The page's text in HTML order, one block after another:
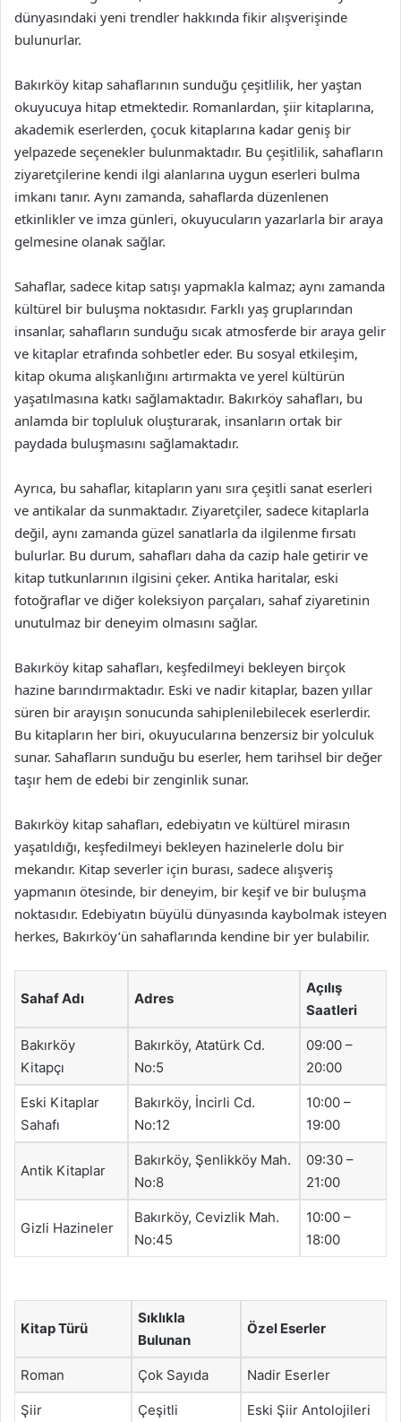
dünyasındaki yeni trendler hakkında fikir alışverişinde
bulunurlar.
Bakırköy kitap sahaflarının sunduğu çeşitlilik, her yaştan
okuyucuya hitap etmektedir. Romanlardan, şiir kitaplarına,
akademik eserlerden, çocuk kitaplarına kadar geniş bir
yelpazede seçenekler bulunmaktadır. Bu çeşitlilik, sahafların
ziyaretçilerine kendi ilgi alanlarına uygun eserleri bulma
imkanı tanır. Aynı zamanda, sahaflarda düzenlenen
etkinlikler ve imza günleri, okuyucuların yazarlarla bir araya
gelmesine olanak sağlar.
Sahaflar, sadece kitap satışı yapmakla kalmaz; aynı zamanda
kültürel bir buluşma noktasıdır. Farklı yaş gruplarından
insanlar, sahafların sunduğu sıcak atmosferde bir araya gelir
ve kitaplar etrafında sohbetler eder. Bu sosyal etkileşim,
kitap okuma alışkanlığını artırmakta ve yerel kültürün
yaşatılmasına katkı sağlamaktadır. Bakırköy sahafları, bu
anlamda bir topluluk oluşturarak, insanların ortak bir
paydada buluşmasını sağlamaktadır.
Ayrıca, bu sahaflar, kitapların yanı sıra çeşitli sanat eserleri
ve antikalar da sunmaktadır. Ziyaretçiler, sadece kitaplarla
değil, aynı zamanda güzel sanatlarla da ilgilenme fırsatı
bulurlar. Bu durum, sahafları daha da cazip hale getirir ve
kitap tutkunlarının ilgisini çeker. Antika haritalar, eski
fotoğraflar ve diğer koleksiyon parçaları, sahaf ziyaretinin
unutulmaz bir deneyim olmasını sağlar.
Bakırköy kitap sahafları, keşfedilmeyi bekleyen birçok
hazine barındırmaktadır. Eski ve nadir kitaplar, bazen yıllar
süren bir arayışın sonucunda sahiplenilebilecek eserlerdir.
Bu kitapların her biri, okuyucularına benzersiz bir yolculuk
sunar. Sahafların sunduğu bu eserler, hem tarihsel bir değer
taşır hem de edebi bir zenginlik sunar.
Bakırköy kitap sahafları, edebiyatın ve kültürel mirasın
yaşatıldığı, keşfedilmeyi bekleyen hazinelerle dolu bir
mekandır. Kitap severler için burası, sadece alışveriş
yapmanın ötesinde, bir deneyim, bir keşif ve bir buluşma
noktasıdır. Edebiyatın büyülü dünyasında kaybolmak isteyen
herkes, Bakırköy’ün sahaflarında kendine bir yer bulabilir.
Sahaf Adı Adres
Açılış
Saatleri
Bakırköy
Kitapçı
Bakırköy, Atatürk Cd.
No:5
09:00 –
20:00
Eski Kitaplar
Sahafı
Bakırköy, İncirli Cd.
No:12
10:00 –
19:00
Antik Kitaplar
Bakırköy, Şenlikköy Mah.
No:8
09:30 –
21:00
Gizli Hazineler
Bakırköy, Cevizlik Mah.
No:45
10:00 –
18:00
Kitap Türü
Sıklıkla
Bulunan
Özel Eserler
Roman Çok Sayıda Nadir Eserler
Şiir Çeşitli Eski Şiir Antolojileri